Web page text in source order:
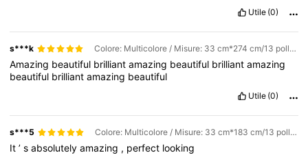
Utile (0)
s***k Colore: Multicolore / Misure: 33 cm*274 cm/13 pollici*108 pollici
Amazing beautiful brilliantamazing beautiful brilliantamazing
beautiful brilliantamazing beautiful
Utile (0)
s***5 Colore: Multicolore / Misure: 33 cm*183 cm/13 pollici*72 pollici
It’sabsolutelyamazing , perfect looking